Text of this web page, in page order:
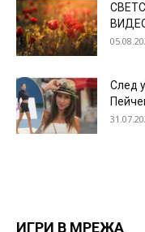
След
ИГРИ В МРЕЖА